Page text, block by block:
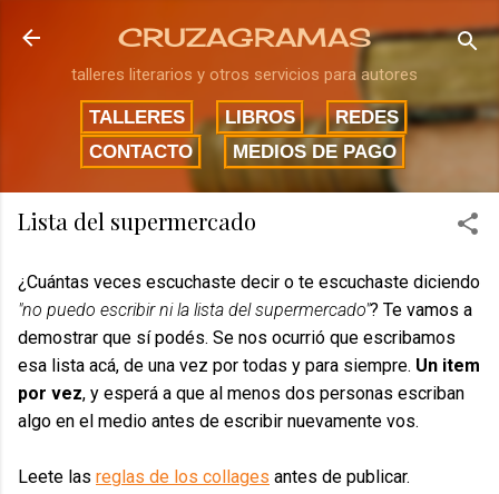
Ir al contenido principal
CRUZAGRAMAS
talleres literarios y otros servicios para autores
TALLERES LIBROS
REDES
CONTACTO
MEDIOS DE PAGO
Lista del supermercado
¿Cuántas veces escuchaste decir o te escuchaste diciendo
"no puedo escribir ni la lista del supermercado"? Te vamos a
demostrar que sí podés. Se nos ocurrió que escribamos
esa lista acá, de una vez por todas y para siempre. Un item
por vez, y esperá a que al menos dos personas escriban
algo en el medio antes de escribir nuevamente vos.
Leete las reglas de los collages antes de publicar.